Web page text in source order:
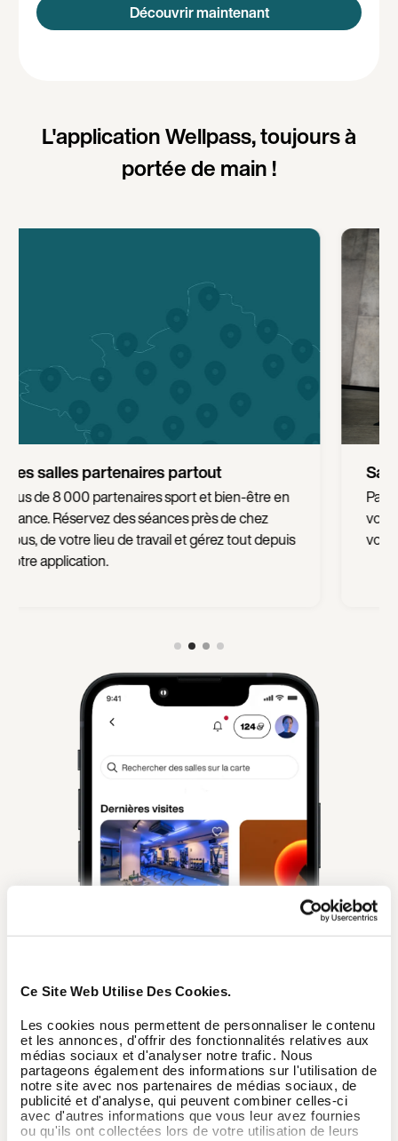
Ce Site Web Utilise Des Cookies.
Les cookies nous permettent de personnaliser le contenu
et les annonces, d'offrir des fonctionnalités relatives aux
médias sociaux et d'analyser notre trafic. Nous
partageons également des informations sur l'utilisation de
notre site avec nos partenaires de médias sociaux, de
publicité et d'analyse, qui peuvent combiner celles-ci
avec d'autres informations que vous leur avez fournies
ou qu'ils ont collectées lors de votre utilisation de leurs
Découvrir maintenant
L'application Wellpass, toujours à
portée de main !
Sans engagement
Pas de contrainte ou de frais supplémentaires :
votre abonnement est sans engagement et
vous pouvez le modifier à tout moment.